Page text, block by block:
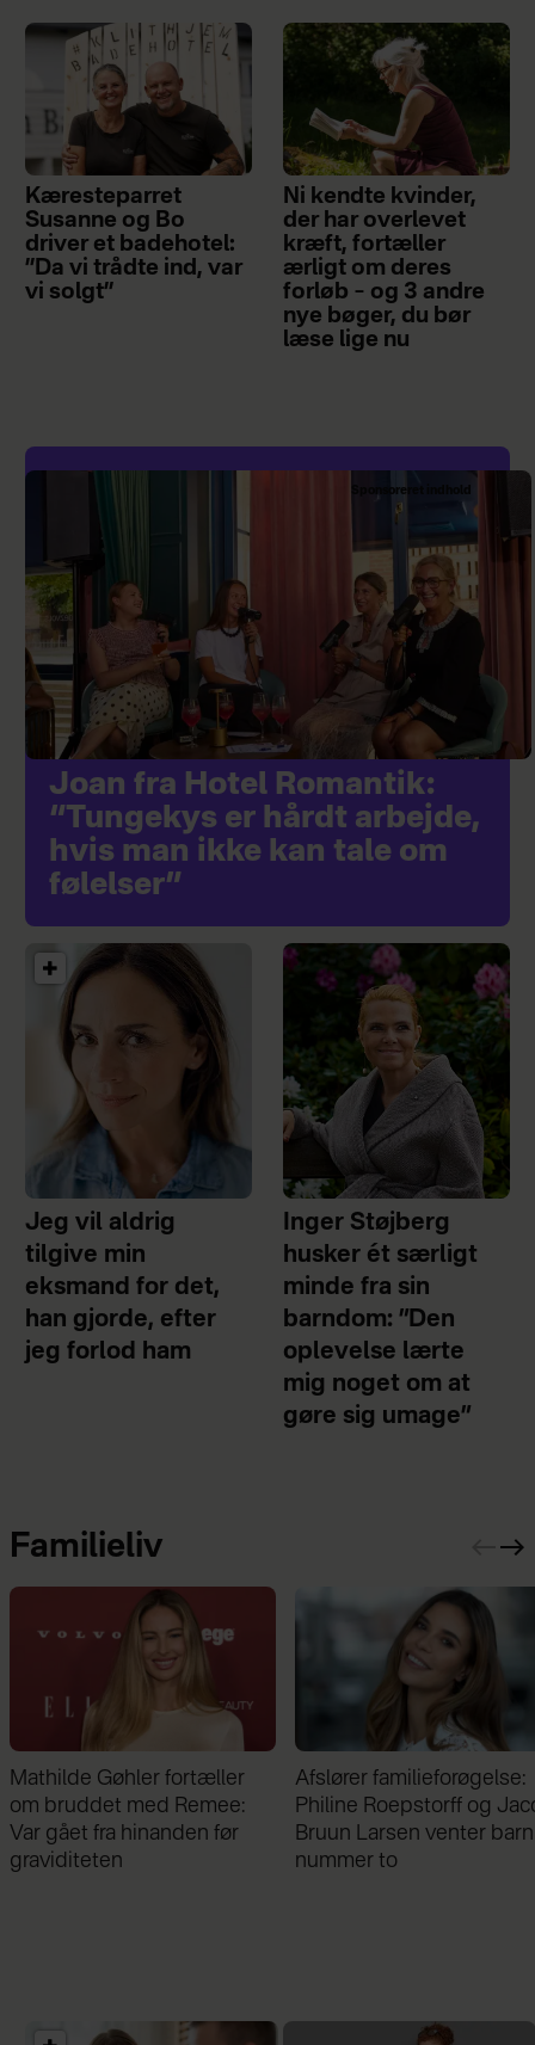
Kæresteparret
Susanne og Bo
driver et badehotel:
”Da vi trådte ind, var
vi solgt”
Ni kendte kvinder,
der har overlevet
kræft, fortæller
ærligt om deres
forløb – og 3 andre
nye bøger, du bør
læse lige nu
Sponsoreret indhold
Joan fra Hotel Romantik:
“Tungekys er hårdt arbejde,
hvis man ikke kan tale om
følelser”
Jeg vil aldrig
tilgive min
eksmand for det,
han gjorde, efter
jeg forlod ham
Inger Støjberg
husker ét særligt
minde fra sin
barndom: ”Den
oplevelse lærte
mig noget om at
gøre sig umage”
Familieliv
Afslører familieforøgelse:
Philine Roepstorff og Jacob
Bruun Larsen venter barn
nummer to
Freja blev født tre
for tidligt og vejede kun
gram: ”Jeg gik i chok”